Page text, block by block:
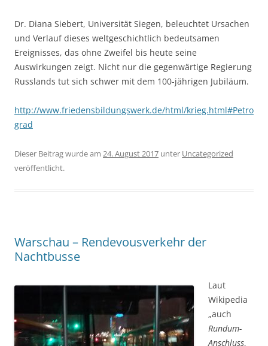
Dr. Diana Siebert, Universität Siegen, beleuchtet Ursachen
und Verlauf dieses weltgeschichtlich bedeutsamen
Ereignisses, das ohne Zweifel bis heute seine
Auswirkungen zeigt. Nicht nur die gegenwärtige Regierung
Russlands tut sich schwer mit dem 100-jährigen Jubiläum.
http://www.friedensbildungswerk.de/html/krieg.html#Petro
grad
Dieser Beitrag wurde am 24. August 2017 unter Uncategorized
veröffentlicht.
Warschau – Rendevousverkehr der
Nachtbusse
Laut
Wikipedia
„auch
Rundum-
Anschluss,